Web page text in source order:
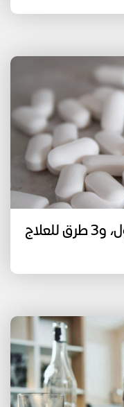
أهم أعراض انسحاب الترامادول، و3 طرق للعلاج